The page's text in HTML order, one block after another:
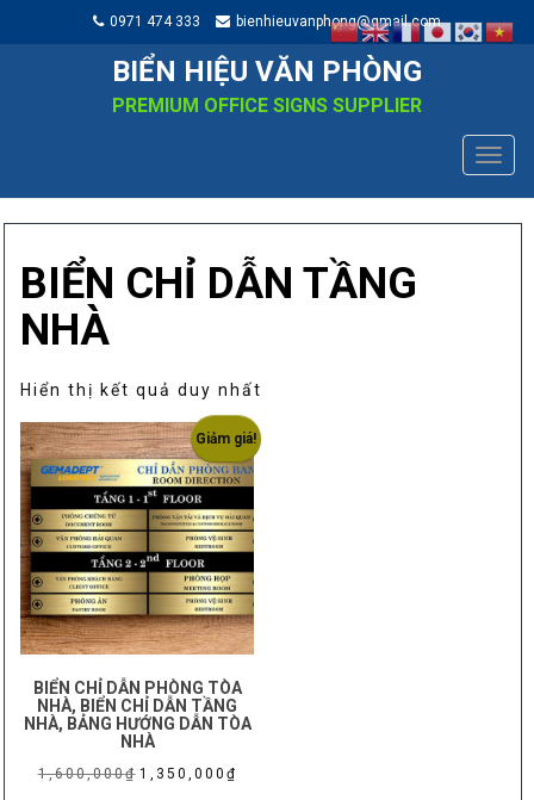
0971 474 333 bienhieuvanphong@gmail.com
BIỂN HIỆU VĂN PHÒNG
PREMIUM OFFICE SIGNS SUPPLIER
BIỂN CHỈ DẪN TẦNG
NHÀ
Hiển thị kết quả duy nhất
Giảm giá!
BIỂN CHỈ DẪN PHÒNG TÒA
NHÀ, BIỂN CHỈ DẪN TẦNG
NHÀ, BẢNG HƯỚNG DẪN TÒA
NHÀ
1,600,000₫ Giá
1,350,000 ₫